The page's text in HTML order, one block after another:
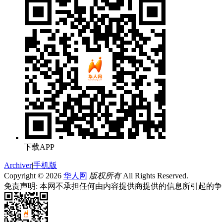
下载APP
Archiver|手机版
Copyright © 2026 华人网 版权所有All Rights Reserved.
免责声明: 本网不承担任何由内容提供商提供的信息所引起的争